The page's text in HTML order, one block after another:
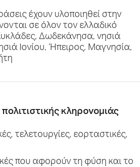
έχουν υλοποιηθεί στην
σε όλον τον ελλαδικό
Δωδεκάνησα, νησιά
Ιονίου, Ήπειρος, Μαγνησία,
κληρονομιάς
τελετουργίες, εορταστικές,
που αφορούν τη φύση και το